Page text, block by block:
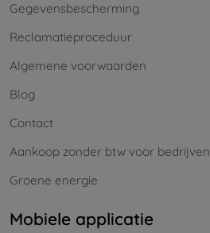
Gegevensbescherming
Reclamatieproceduur
Algemene voorwaarden
Blog
Contact
Aankoop zonder btw voor bedrijven
Groene energie
Mobiele applicatie